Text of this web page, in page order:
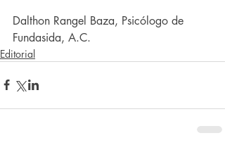
Dalthon Rangel Baza, Psicólogo de
Fundasida, A.C.
Editorial